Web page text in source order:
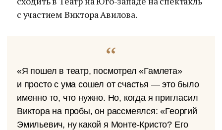
с участием Виктора Авилова.
«Я пошел в театр, посмотрел «Гамлета»
и просто с ума сошел от счастья — это было
именно то, что нужно. Но, когда я пригласил
Виктора на пробы, он рассмеялся: «Георгий
Эмильевич, ну какой я Монте-Кристо? Его